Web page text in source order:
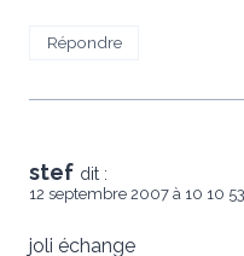
Répondre
stef dit :
12 septembre 2007 à 10 10
joli échange